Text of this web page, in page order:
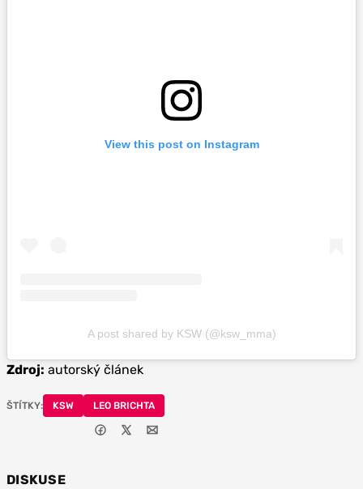
View this post on Instagram
A post shared by KSW (@ksw_mma)
Zdroj: autorský článek
ŠTÍTKY: KSW LEO BRICHTA
DISKUSE